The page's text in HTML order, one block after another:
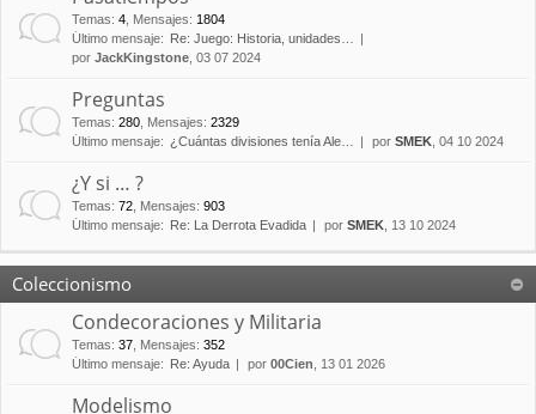
Temas: 4 Mensajes: 1804
Último mensaje:
Re: Juego: Historia, unidades…
por JackKingstone , 03 07 2024
Preguntas
Temas: 280 Mensajes: 2329
Último mensaje: ¿Cuántas divisiones tenía Ale… por SMEK , 04 10 2024
¿Y si … ?
Temas: 72 Mensajes: 903
Último mensaje:
Re: La Derrota Evadida por SMEK , 13 10 2024
Coleccionismo
Condecoraciones y Militaria
Temas: 37 Mensajes: 352
Último mensaje:
Re: Ayuda por 00Cien , 13 01 2026
Modelismo